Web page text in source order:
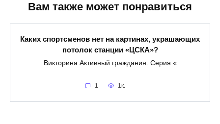
Вам также может понравиться
Каких спортсменов нет на картинах, украшающих
потолок станции «ЦСКА»?
Викторина Активный гражданин. Серия «
1 1к.